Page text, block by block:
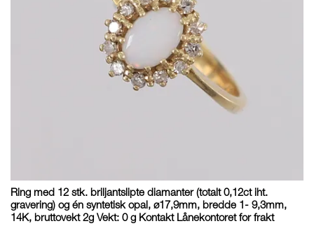
Ring med 12 stk. briljantslipte diamanter (totalt 0,12ct iht.
gravering) og én syntetisk opal, ø17,9mm, bredde 1- 9,3mm,
14K, bruttovekt 2g Vekt: 0 g Kontakt Lånekontoret for frakt